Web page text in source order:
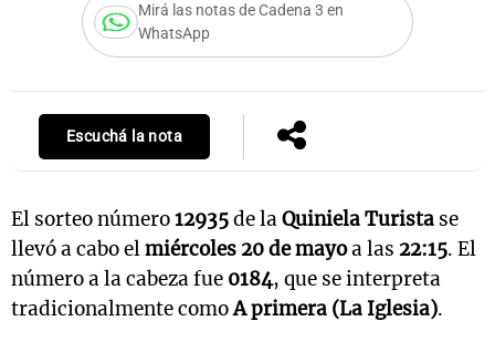
Mirá las notas de Cadena 3 en
WhatsApp
Escuchá la nota
El sorteo número12935de laQuiniela Turista se
llevó a cabo elmiércoles 20 de mayoa las 22:15. El
número a la cabeza fue 0184, que se interpreta
tradicionalmente comoA primera (La Iglesia).